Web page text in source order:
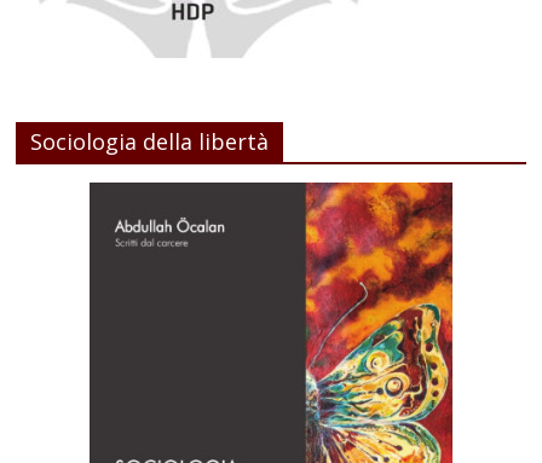
Sociologia della libertà